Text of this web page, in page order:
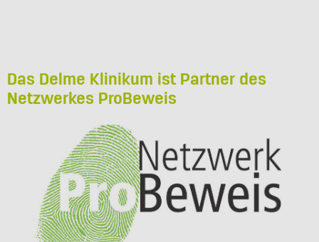
Das Delme Klinikum ist Partner des
Netzwerkes ProBeweis